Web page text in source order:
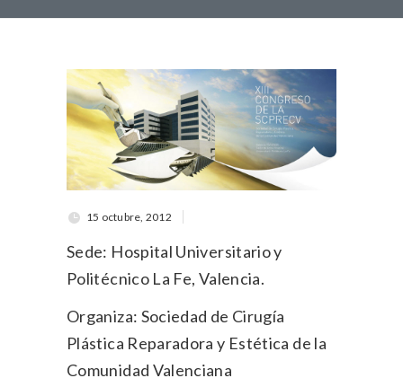
15 octubre, 2012
Sede: Hospital Universitario y
Politécnico La Fe, Valencia.
Organiza: Sociedad de Cirugía
Plástica Reparadora y Estética de la
Comunidad Valenciana